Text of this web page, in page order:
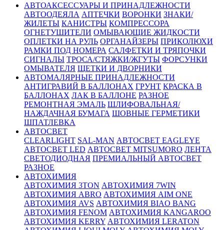
АВТОАКСЕССУАРЫ И ПРИНАДЛЕЖНОСТИ
АВТООДЕЯЛА АПТЕЧКИ ВОРОНКИ ЗНАКИ/
ЖИЛЕТЫ КАНИСТРЫ КОМПРЕССОРА
ОГНЕТУШИТЕЛИ ОМЫВАЮЩИЕ ЖИДКОСТИ
ОПЛЕТКИ НА РУЛЬ ОРГАНАЙЗЕРЫ ПРИКОЛЮХИ
РАМКИ ПОД НОМЕРА САЛФЕТКИ И ТРЯПОЧКИ
СИГНАЛЫ ТРОСА/СТЯЖКИ/ЖГУТЫ ФОРСУНКИ
ОМЫВАТЕЛЯ ЩЕТКИ И ДВОРНИКИ
АВТОМАЛЯРНЫЕ ПРИНАДЛЕЖНОСТИ
АНТИГРАВИЙ В БАЛЛОНАХ ГРУНТ КРАСКА В
БАЛЛОНАХ ЛАК В БАЛЛОНЕ РАЗНОЕ
РЕМОНТНАЯ ЭМАЛЬ ШЛИФОВАЛЬНАЯ/
НАЖДАЧНАЯ БУМАГА ШОВНЫЕ ГЕРМЕТИКИ
ШПАТЛЕВКА
АВТОСВЕТ
CLEARLIGHT SAL-MAN АВТОСВЕТ EAGLEYE
АВТОСВЕТ LED АВТОСВЕТ MITSUMORO ЛЕНТА
СВЕТОДИОДНАЯ ПРЕМИАЛЬНЫЙ АВТОСВЕТ
РАЗНОЕ
АВТОХИМИЯ
АВТОХИМИЯ 3TON АВТОХИМИЯ 7WIN
АВТОХИМИЯ ABRO АВТОХИМИЯ AIM ONE
АВТОХИМИЯ AVS АВТОХИМИЯ BIAO BANG
АВТОХИМИЯ FENOM АВТОХИМИЯ KANGAROO
АВТОХИМИЯ KERRY АВТОХИМИЯ LERATON